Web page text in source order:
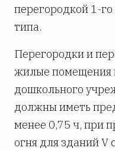
перегородкой 1-
типа.
Перегородки и
жилые помещения
дошкольного
должны иметь
менее 0,75 ч, при
огня для зданий V